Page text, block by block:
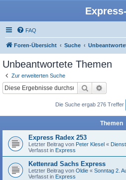
FAQ
Foren-Übersicht Suche
Unbeantwortete Themen
Zur erweiterten Suche
Suche
Die Suche ergab 276 Treffer
Themen
Express Radex 253
Letzter Beitrag von Peter Klesel «
Verfasst in Express
Kettenrad Sachs Express
Letzter Beitrag von Oldie « Sonntag 2.
Verfasst in Express